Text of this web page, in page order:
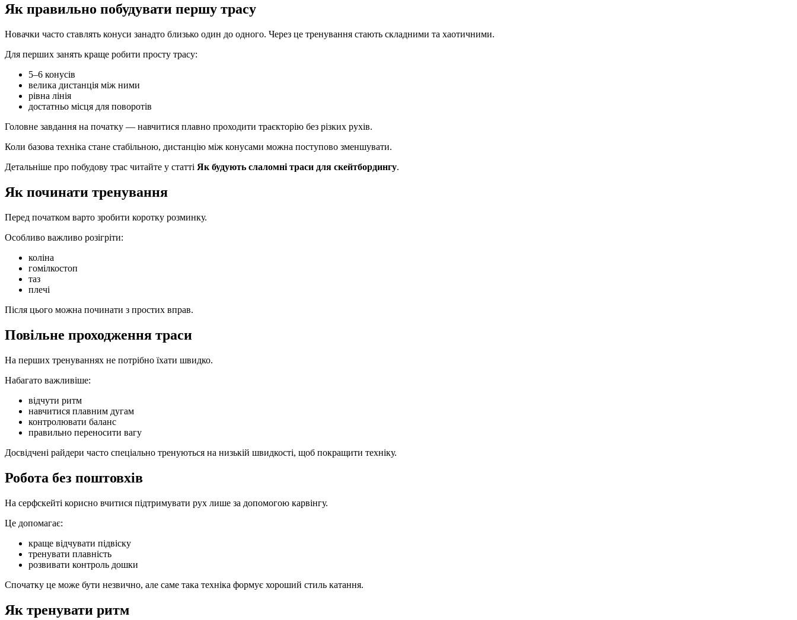
Як правильно побудувати першу трасу
Новачки часто ставлять конуси занадто близько один до одного. Через це тренування стають складними та хаотичними.
Для перших занять краще робити просту трасу:
5–6 конусів
велика дистанція між ними
рівна лінія
достатньо місця для поворотів
Головне завдання на початку — навчитися плавно проходити траєкторію без різких рухів.
Коли базова техніка стане стабільною, дистанцію між конусами можна поступово зменшувати.
Детальніше про побудову трас читайте у статті Як будують слаломні траси для скейтбордингу.
Як починати тренування
Перед початком варто зробити коротку розминку.
Особливо важливо розігріти:
коліна
гомілкостоп
таз
плечі
Після цього можна починати з простих вправ.
Повільне проходження траси
На перших тренуваннях не потрібно їхати швидко.
Набагато важливіше:
відчути ритм
навчитися плавним дугам
контролювати баланс
правильно переносити вагу
Досвідчені райдери часто спеціально тренуються на низькій швидкості, щоб покращити техніку.
Робота без поштовхів
На серфскейті корисно вчитися підтримувати рух лише за допомогою карвінгу.
Це допомагає:
краще відчувати підвіску
тренувати плавність
розвивати контроль дошки
Спочатку це може бути незвично, але саме така техніка формує хороший стиль катання.
Як тренувати ритм